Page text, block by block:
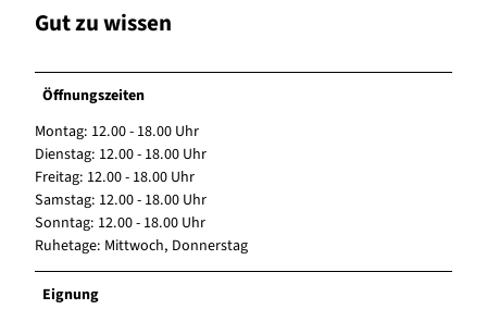
Gut zu wissen
Öffnungszeiten
Montag: 12.00 - 18.00 Uhr
Dienstag: 12.00 - 18.00 Uhr
Freitag: 12.00 - 18.00 Uhr
Samstag: 12.00 - 18.00 Uhr
Sonntag: 12.00 - 18.00 Uhr
Ruhetage: Mittwoch, Donnerstag
Eignung